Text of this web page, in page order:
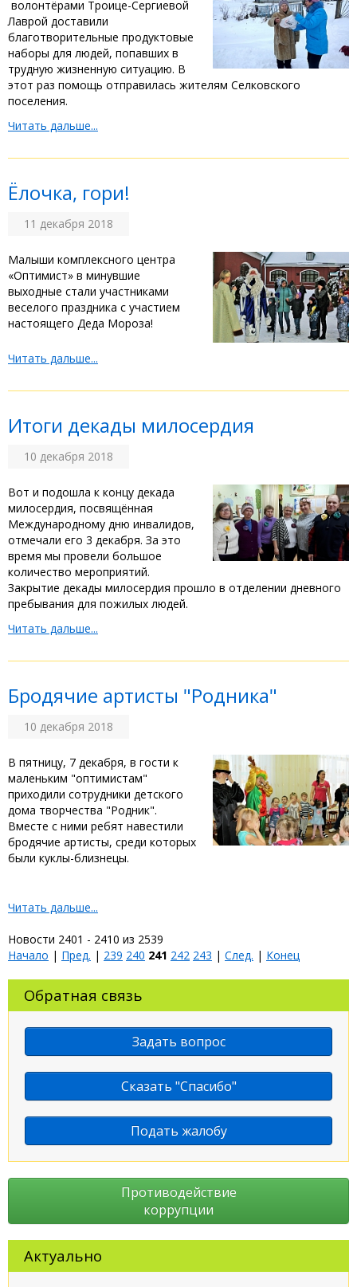
волонтёрами Троице-Сергиевой
Лаврой доставили
благотворительные продуктовые
наборы для людей, попавших в
трудную жизненную ситуацию. В
этот раз помощь отправилась жителям Селковского
поселения.
Читать дальше...
Ёлочка, гори!
11 декабря 2018
Малыши комплексного центра
«Оптимист» в минувшие
выходные стали участниками
веселого праздника с участием
настоящего Деда Мороза!
Читать дальше...
Итоги декады милосердия
10 декабря 2018
Вот и подошла к концу декада
милосердия, посвящённая
Международному дню инвалидов,
отмечали его 3 декабря. За это
время мы провели большое
количество мероприятий.
Закрытие декады милосердия прошло в отделении дневного
пребывания для пожилых людей.
Читать дальше...
Бродячие артисты "Родника"
10 декабря 2018
В пятницу, 7 декабря, в гости к
маленьким "оптимистам"
приходили сотрудники детского
дома творчества "Родник".
Вместе с ними ребят навестили
бродячие артисты, среди которых
были куклы-близнецы.
Читать дальше...
Новости 2401 - 2410 из 2539
Начало | Пред. | 239 240 241 242 243 | След. | Конец
Обратная связь
Задать вопрос
Сказать "Спасибо"
Подать жалобу
Противодействие
коррупции
Актуально